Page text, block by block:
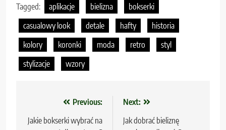
Tagged: aplikacje bielizna
bokserki
casualowy look
detale hafty
historia
kolory
koronki moda retro
styl
stylizacje
wzory
Nawigacja
wpisu
Previous:
Jakie bokserki wybrać na
Next:
Jak dobrać bieliznę